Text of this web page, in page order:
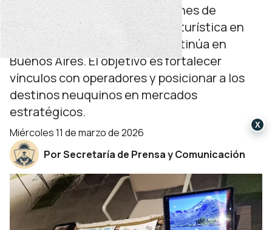
La provincia participó en acciones de
promoción y comercialización turística en
Lima, con una agenda que continúa en
Buenos Aires. El objetivo es fortalecer
vínculos con operadores y posicionar a los
destinos neuquinos en mercados
estratégicos.
miércoles 11 de marzo de 2026
Por Secretaría de Prensa y Comunicación
X